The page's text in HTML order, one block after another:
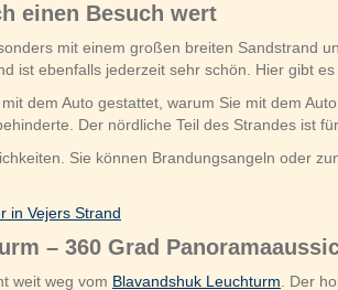
einen Besuch wert
mit einem großen breiten Sandstrand
ist ebenfalls jederzeit sehr schön. Hier gibt
dem Auto gestattet, warum Sie mit dem
Der nördliche Teil des Strandes ist
Sie können Brandungsangeln oder
in Vejers Strand
– 360 Grad
weit weg vom Blavandshuk Leuchturm . Der